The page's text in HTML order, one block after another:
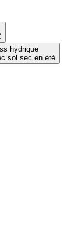
hydrique
sol sec en été